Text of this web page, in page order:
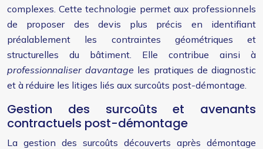
complexes. Cette technologie permet aux professionnels
de proposer des devis plus précis en identifiant
préalablement les contraintes géométriques et
structurelles du bâtiment. Elle contribue ainsi à
professionnaliser davantage les pratiques de diagnostic
et à réduire les litiges liés aux surcoûts post-démontage.
Gestion des surcoûts et avenants
contractuels post-démontage
La gestion des surcoûts découverts après démontage